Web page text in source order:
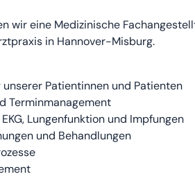
wir eine Medizinische
in Hannover-Misburg.
Patientinnen und Patienten
Terminmanagement
Lungenfunktion und Impfungen
und Behandlungen